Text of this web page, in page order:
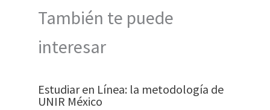
También te puede
interesar
Estudiar en Línea: la metodología de
UNIR México